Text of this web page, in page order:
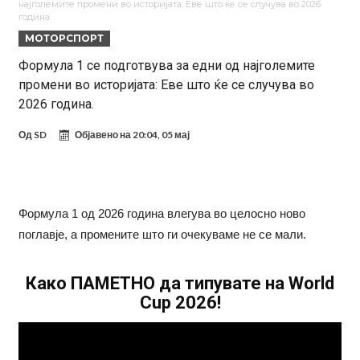
поради Инфантино
Мурињо бесен поради одлуката на Реал: Протекоа детали од
разговорот што го потресе Мадрид!
Трансфер бомба во најва – Ливерпул сака да се засили од Реал
Мадрид!
Карагер ги изненади сите со својата прогноза: “Тие ќе ја освојат
Премиер лигата, а причината е едноставна”
Родри ги отвори вратите за трансфер во Барселона, Реал Мадрид
ан Бредли Баркола?
најголемите промени во историјата: Еве што ќе се случува во 2026
година.
МОТОРСПОРТ
Формула 1 се подготвува за едни од најголемите
промени во историјата: Еве што ќе се случува во
2026 година.
Од SD Објавено на 20:04, 05 мај
Формула 1 од 2026 година влегува во целосно ново
поглавје, а промените што ги очекуваме не се мали.
Како ПАМЕТНО да типувате на World
Cup 2026!